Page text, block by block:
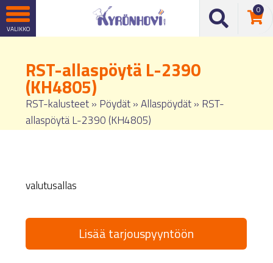
0
RST-allaspöytä L-2390
(KH4805)
RST-kalusteet» Pöydät»Allaspöydät» RST-
allaspöytä L-2390 (KH4805)
valutusallas
Lisää tarjouspyyntöön